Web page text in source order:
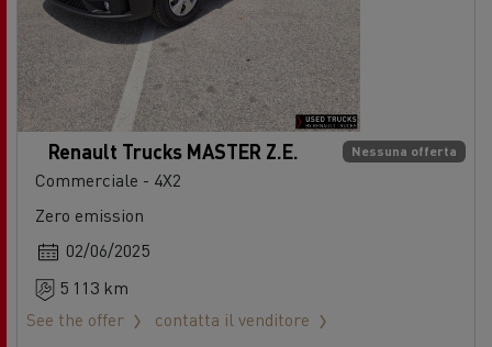
Nessuna offerta
Renault Trucks MASTER Z.E.
Commerciale - 4X2
Zero emission
02/06/2025
5 113 km
See the offer
contatta il venditore